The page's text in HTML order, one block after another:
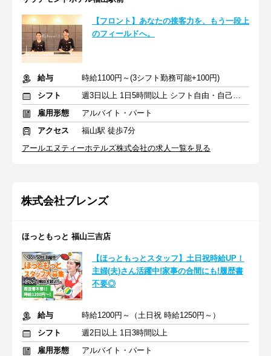
【フロント】あなたの接客力を、もう一段上
のフィールドへ。
給与
時給1100円～(3シフト勤務可能+100円)
シフト
週3日以上 1日5時間以上 シフト自由・自己申告
雇用形態
アルバイト・パート
アクセス
福山駅 徒歩7分
アールエヌティーホテルズ株式会社の求人一覧を見る
株式会社ブレンズ
ほっともっと 福山三吉店
【ほっともっとスタッフ】土日祝時給UP！
主婦(夫)さん活躍中!家事の合間にも!履歴書
不要◎
給与
時給1200円～（土日祝 時給1250円～）
シフト
週2日以上 1日3時間以上
雇用形態
アルバイト・パート